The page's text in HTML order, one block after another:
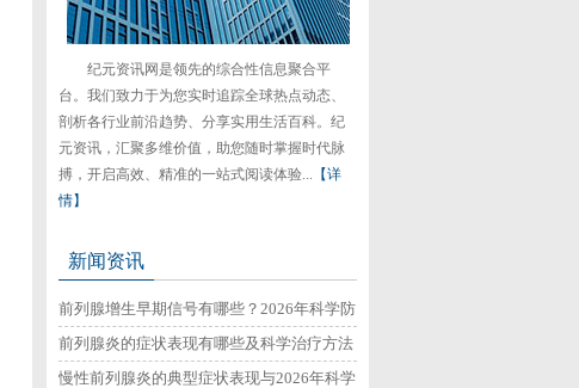
纪元资讯网是领先的综合性信息聚合平
台。我们致力于为您实时追踪全球热点动态、
剖析各行业前沿趋势、分享实用生活百科。纪
元资讯，汇聚多维价值，助您随时掌握时代脉
搏，开启高效、精准的一站式阅读体验...
【详
情】
新闻资讯
前列腺增生早期信号有哪些？2026年科学防
治与日常护理指南
前列腺炎的症状表现有哪些及科学治疗方法
与日常调理建议
慢性前列腺炎的典型症状表现与2026年科学